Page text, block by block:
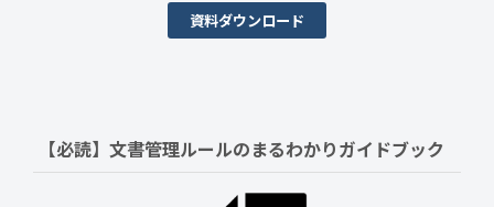
資料ダウンロード
【必読】文書管理ルールのまるわかりガイドブック